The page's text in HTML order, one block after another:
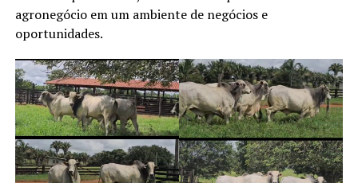
agronegócio em um ambiente de negócios e
oportunidades.